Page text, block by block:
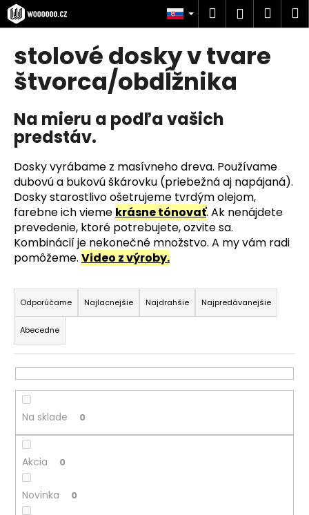
Prejsť
na
obsah
Hľadať
stolové dosky v tvare
štvorca/obdĺžnika
Na mieru a podľa vašich
predstáv.
Dosky vyrábame z masívneho dreva. Používame
dubovú a bukovú škárovku (priebežná aj napájaná).
Dosky starostlivo ošetrujeme tvrdým olejom,
farebne ich vieme krásne tónovať. Ak nenájdete
prevedenie, ktoré potrebujete, ozvite sa.
Kombinácií je nekonečné množstvo. A my vám radi
pomôžeme. Video z výroby.
R
a
d
e
n
i
e
p
r
o
d
u
k
Odporúčame Najlacnejšie Najdrahšie Najpredávanejšie
Abecedne
Na sklade 0
Akcia 0
Novinka 0
K
o
Č
o
p
o
t
r
e
b
u
j
e
e
n
á
j
s
ť
?